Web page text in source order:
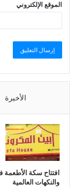
الموقع الإلكتروني
الأخيرة
افتتاح سكة
والنكهات العالمية